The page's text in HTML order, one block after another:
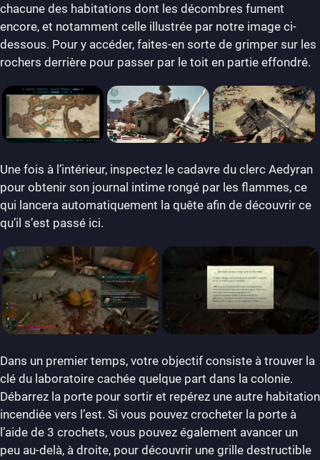
chacune des habitations dont les décombres fument
encore, et notamment celle illustrée par notre image ci-
dessous. Pour y accéder, faites-en sorte de grimper sur les
rochers derrière pour passer par le toit en partie effondré.
Une fois à l’intérieur, inspectez le cadavre du clerc Aedyran
pour obtenir son journal intime rongé par les flammes, ce
qui lancera automatiquement la quête afin de découvrir ce
qu’il s’est passé ici.
Dans un premier temps, votre objectif consiste à trouver la
clé du laboratoire cachée quelque part dans la colonie.
Débarrez la porte pour sortir et repérez une autre habitation
incendiée vers l’est. Si vous pouvez crocheter la porte à
l’aide de 3 crochets, vous pouvez également avancer un
peu au-delà, à droite, pour découvrir une grille destructible